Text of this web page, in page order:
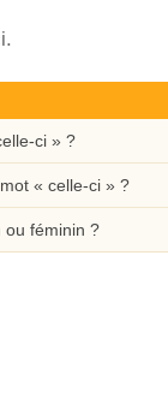
ci » ?
« celle-ci » ?
ou féminin ?